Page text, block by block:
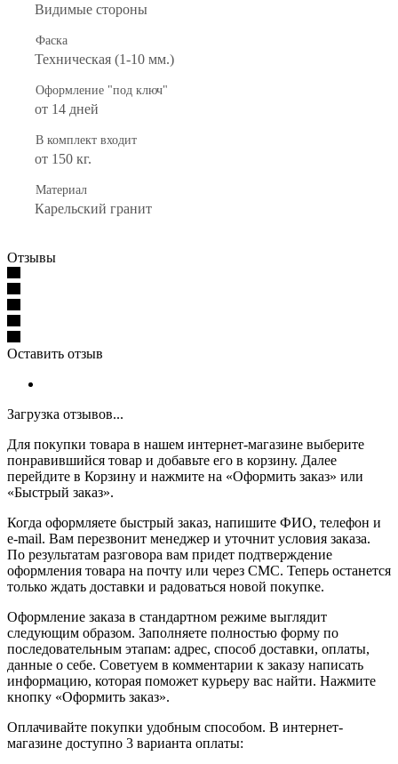
Видимые стороны
Фаска
Техническая (1-10 мм.)
Оформление "под ключ"
от 14 дней
В комплект входит
от 150 кг.
Материал
Карельский гранит
Отзывы
Оставить отзыв
Загрузка отзывов...
Для покупки товара в нашем интернет-магазине выберите
понравившийся товар и добавьте его в корзину. Далее
перейдите в Корзину и нажмите на «Оформить заказ» или
«Быстрый заказ».
Когда оформляете быстрый заказ, напишите ФИО, телефон и
e-mail. Вам перезвонит менеджер и уточнит условия заказа.
По результатам разговора вам придет подтверждение
оформления товара на почту или через СМС. Теперь останется
только ждать доставки и радоваться новой покупке.
Оформление заказа в стандартном режиме выглядит
следующим образом. Заполняете полностью форму по
последовательным этапам: адрес, способ доставки, оплаты,
данные о себе. Советуем в комментарии к заказу написать
информацию, которая поможет курьеру вас найти. Нажмите
кнопку «Оформить заказ».
Оплачивайте покупки удобным способом. В интернет-
магазине доступно 3 варианта оплаты: